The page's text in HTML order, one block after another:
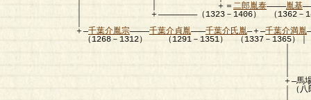
｜ ｜ ＋＝二郎胤泰――――胤基
｜ ＋――――――――（1323－1406） （1362－1417）
＋―千葉介胤宗――――千葉介貞胤―――千葉介氏胤―＋―千葉介満胤
（1268－1312） （1291－1351） （1337－1365）｜（
＋―馬場重胤――――胤依
｜（八郎） （